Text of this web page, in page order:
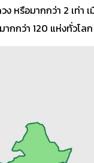
หรือมากกว่า 2 เท่า
กกว่า 120 แห่งทั่วโล